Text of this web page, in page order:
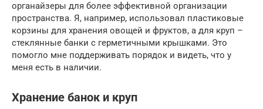
органайзеры для более эффективной организации
пространства. Я, например, использовал пластиковые
корзины для хранения овощей и фруктов, а для круп –
стеклянные банки с герметичными крышками. Это
помогло мне поддерживать порядок и видеть, что у
меня есть в наличии.
Хранение банок и круп